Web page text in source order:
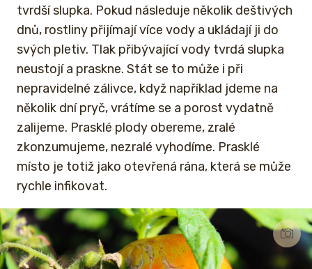
tvrdší slupka. Pokud následuje několik deštivých
dnů, rostliny přijímají více vody a ukládají ji do
svých pletiv. Tlak přibývající vody tvrdá slupka
neustojí a praskne. Stát se to může i při
nepravidelné zálivce, když například jdeme na
několik dní pryč, vrátíme se a porost vydatně
zalijeme. Prasklé plody obereme, zralé
zkonzumujeme, nezralé vyhodíme. Prasklé
místo je totiž jako otevřená rána, která se může
rychle infikovat.